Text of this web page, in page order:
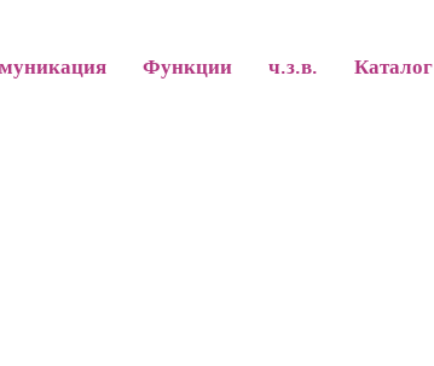
Функции ч.з.в. Каталог